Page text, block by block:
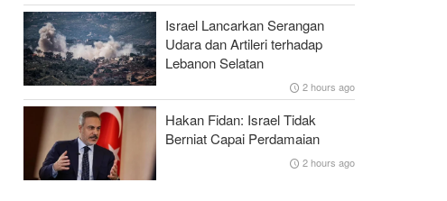
Israel Lancarkan Serangan
Udara dan Artileri terhadap
Lebanon Selatan
2 hours ago
Hakan Fidan: Israel Tidak
Berniat Capai Perdamaian
2 hours ago